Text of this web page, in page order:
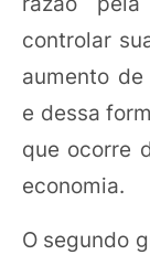
controlar
aumento
e dessa
que ocorre
economia.
O segundo